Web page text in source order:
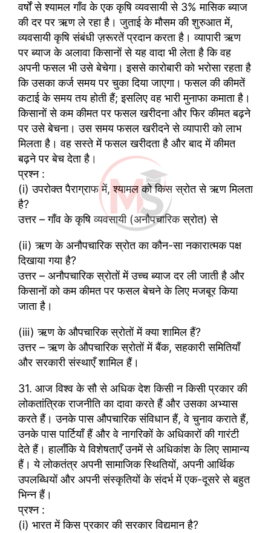
वर्षों से श्यामल गाँव के एक कृषि व्यवसायी से 3% मासिक ब्याज
की दर पर ऋण ले रहा है। जुताई के मौसम की शुरुआत में,
व्यवसायी कृषि संबंधी ज़रूरतें प्रदान करता है। व्यापारी ऋण
पर ब्याज के अलावा किसानों से यह वादा भी लेता है कि वह
अपनी फसल भी उसे बेचेगा। इससे कारोबारी को भरोसा रहता है
कि उसका कर्ज समय पर चुका दिया जाएगा। फसल की कीमतें
कटाई के समय तय होती हैं; इसलिए वह भारी मुनाफा कमाता है।
किसानों से कम कीमत पर फसल खरीदना और फिर कीमत बढ़ने
पर उसे बेचना। उस समय फसल खरीदने से व्यापारी को लाभ
मिलता है। वह सस्ते में फसल खरीदता है और बाद में कीमत
बढ़ने पर बेच देता है।
प्रश्न :
(i) उपरोक्त पैराग्राफ में, श्यामल को किस स्रोत से ऋण मिलता
है?
उत्तर – गाँव के कृषि व्यवसायी (अनौपचारिक स्रोत) से
(ii) ऋण के अनौपचारिक स्रोत का कौन-सा नकारात्मक पक्ष
दिखाया गया है?
उत्तर – अनौपचारिक स्रोतों में उच्च ब्याज दर ली जाती है और
किसानों को कम कीमत पर फसल बेचने के लिए मजबूर किया
जाता है।
(iii) ऋण के औपचारिक स्रोतों में क्या शामिल हैं?
उत्तर – ऋण के औपचारिक स्रोतों में बैंक, सहकारी समितियाँ
और सरकारी संस्थाएँ शामिल हैं।
31. आज विश्व के सौ से अधिक देश किसी न किसी प्रकार की
लोकतांत्रिक राजनीति का दावा करते हैं और उसका अभ्यास
करते हैं। उनके पास औपचारिक संविधान हैं, वे चुनाव कराते हैं,
उनके पास पार्टियाँ हैं और वे नागरिकों के अधिकारों की गारंटी
देते हैं। हालाँकि ये विशेषताएँ उनमें से अधिकांश के लिए सामान्य
हैं। ये लोकतंत्र अपनी सामाजिक स्थितियों, अपनी आर्थिक
उपलब्धियों और अपनी संस्कृतियों के संदर्भ में एक-दूसरे से बहुत
भिन्न हैं।
प्रश्न :
(i) भारत में किस प्रकार की सरकार विद्यमान है?